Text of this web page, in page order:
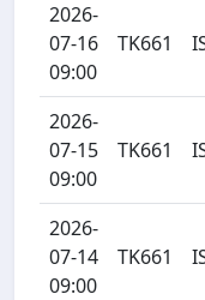
2026-
07-16
09:00
TK661
2026-
07-15
09:00
TK661
2026-
07-14
09:00
TK661